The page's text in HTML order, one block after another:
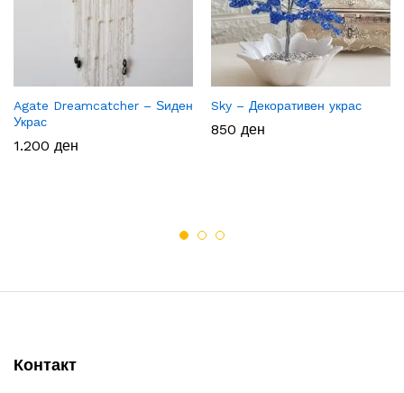
Agate Dreamcatcher – Ѕиден
Украс
1.200 ден
Sky – Декоративен украс
850 ден
Контакт